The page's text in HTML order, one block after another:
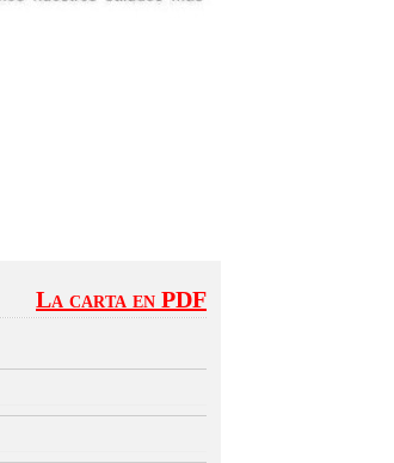
La carta en PDF